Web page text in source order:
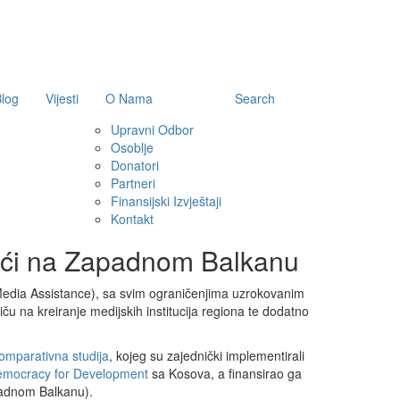
Vijesti
O Nama
Upravni Odbor
Osoblje
Donatori
Partneri
Finansijski Izvještaji
Kontakt
Search
na Zapadnom Balkanu
Assistance), sa svim ograničenjima uzrokovanim
na kreiranje medijskih institucija regiona te dodatno
studija, kojeg su zajednički implementirali
for Development sa Kosova, a finansirao ga
Balkanu).